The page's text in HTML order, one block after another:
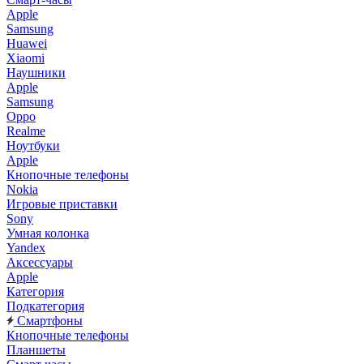
Apple
Samsung
Huawei
Xiaomi
Наушники
Apple
Samsung
Oppo
Realme
Ноутбуки
Apple
Кнопочные телефоны
Nokia
Игровые приставки
Sony
Умная колонка
Yandex
Аксессуары
Apple
Категория
Подкатегория
Смартфоны
Кнопочные телефоны
Планшеты